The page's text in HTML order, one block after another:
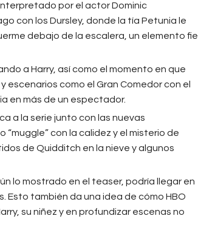
por el actor Dominic
con los Dursley, donde la tía Petunia le
debajo de la escalera, un elemento fiel
a Harry, así como el momento en que
escenarios como el Gran Comedor con el
en más de un espectador.
a la serie junto con las nuevas
con la calidez y el misterio de
de Quidditch en la nieve y algunos
lo mostrado en el teaser, podría llegar en
Esto también da una idea de cómo HBO
su niñez y en profundizar escenas no